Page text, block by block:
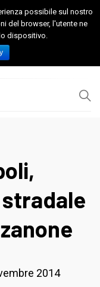
nella Capitanata
2014
possibile sul nostro
del browser, l'utente ne
dispositivo.